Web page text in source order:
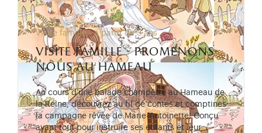
Visite famille - à partir de 3 ans
visite famille - promenons-
nous au hameau
Au cours d’une balade champêtre au Hameau de
la Reine, découvrez au fil de contes et comptines
la campagne rêvée de Marie-Antoinette. Conçu
avant tout pour instruire ses enfants et leur